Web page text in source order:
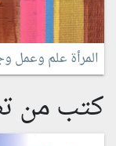
المرأة علم وعمل
كتب من